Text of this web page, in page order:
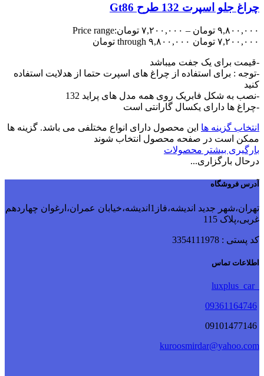
چراغ جلو اسپرت 132 طرح Gt86
۹,۸۰۰,۰۰۰ تومان – ۷,۲۰۰,۰۰۰ تومانPrice range:
۷,۲۰۰,۰۰۰ تومان through ۹,۸۰۰,۰۰۰ تومان
-قیمت برای یک جفت میباشد
-توجه : برای استفاده از چراغ های اسپرت حتما از هدلایت استفاده
کنید
-نصب به شکل فابریک روی همه مدل های پراید 132
-چراغ ها دارای یکسال گارانتی است
انتخاب گزینه ها این محصول دارای انواع مختلفی می باشد. گزینه ها
ممکن است در صفحه محصول انتخاب شوند
بارگیری بیشتر محصولات
درحال بارگزاری...
آدرس فروشگاه
تهران،شهر جدید اندیشه،فاز1اندیشه،خیابان عمران،ارغوان چهاردهم
غربی،پلاک 115
کد پستی : 3354111978
اطلاعات تماس
09361164746
kuroosmirdar@yahoo.com